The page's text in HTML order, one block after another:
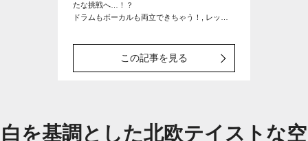
たな挑戦へ…！？
ドラムもボーカルも両立できちゃう！, レッス
この記事を見る
白を基調とした北欧テイストな空